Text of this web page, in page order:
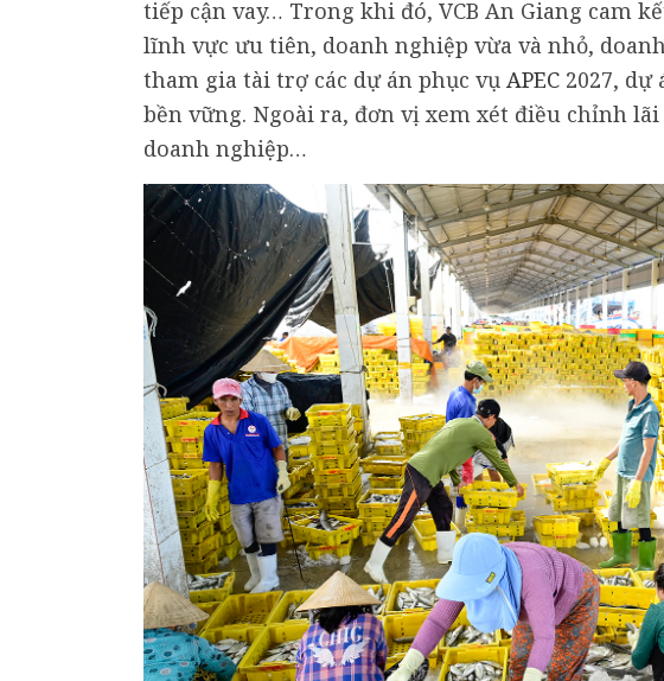
tiếp cận vay… Trong khi đó, VCB An Giang cam
lĩnh vực ưu tiên, doanh nghiệp vừa và nhỏ,
tham gia tài trợ các dự án phục vụ APEC 2027,
bền vững. Ngoài ra, đơn vị xem xét điều chỉnh
doanh nghiệp…